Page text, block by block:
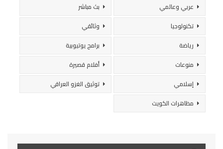
عربي وعالمي
بث مباشر
تكنولوجيا
وثائقي
رياضة
برامج يوتيوبية
منوعات
أفلام قصيرة
إسلامي
توثيق الغزو العراقي
مظاهرات الكويت